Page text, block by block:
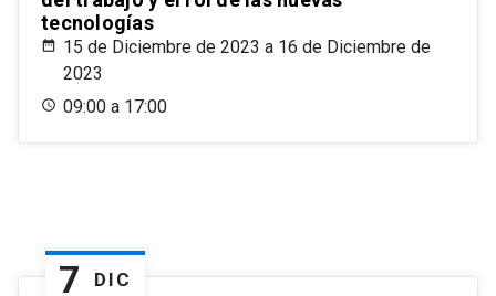
tecnologías
15 de Diciembre de 2023 a 16 de Diciembre de
2023
09:00 a 17:00
7 DIC